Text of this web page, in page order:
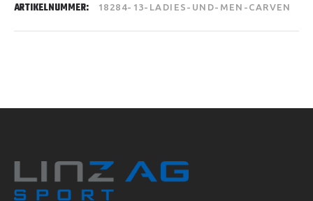
ARTIKELNUMMER: 18284-13-LADIES-UND-MEN-CARVEN